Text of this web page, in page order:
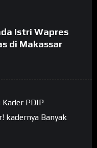
Istri Wapres
di Makassar